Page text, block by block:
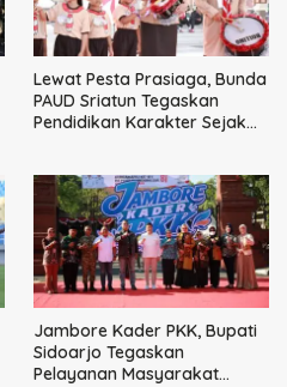
Lewat Pesta Prasiaga, Bunda
PAUD Sriatun Tegaskan
Pendidikan Karakter Sejak
Jambore Kader PKK, Bupati
Sidoarjo Tegaskan
Pelayanan Masyarakat